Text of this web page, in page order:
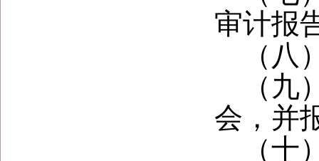
审计报
（
（
会，并
（十